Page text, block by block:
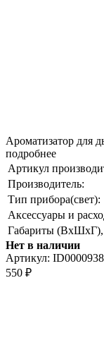
Ароматизатор для
подробнее
Артикул
Производитель:
Тип прибора(свет):
Аксессуары и
Габариты
Нет в наличии
Артикул:
550 ₽